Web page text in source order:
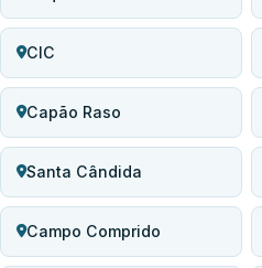
CIC
Capão Raso
Santa Cândida
Campo Comprido